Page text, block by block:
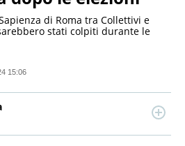
di Roma tra Collettivi e
stati colpiti durante le
15:06